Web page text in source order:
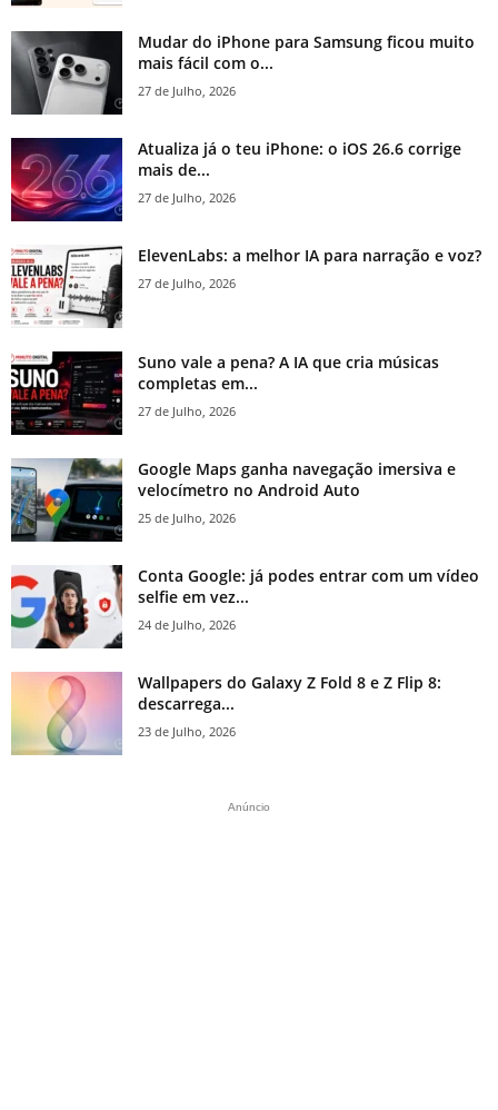
Mudar do iPhone para Samsung ficou muito
mais fácil com o...
27 de Julho, 2026
Atualiza já o teu iPhone: o iOS 26.6 corrige
mais de...
27 de Julho, 2026
ElevenLabs: a melhor IA para narração e voz?
27 de Julho, 2026
Suno vale a pena? A IA que cria músicas
completas em...
27 de Julho, 2026
Google Maps ganha navegação imersiva e
velocímetro no Android Auto
25 de Julho, 2026
Conta Google: já podes entrar com um vídeo
selfie em vez...
24 de Julho, 2026
Wallpapers do Galaxy Z Fold 8 e Z Flip 8:
descarrega...
23 de Julho, 2026
Anúncio